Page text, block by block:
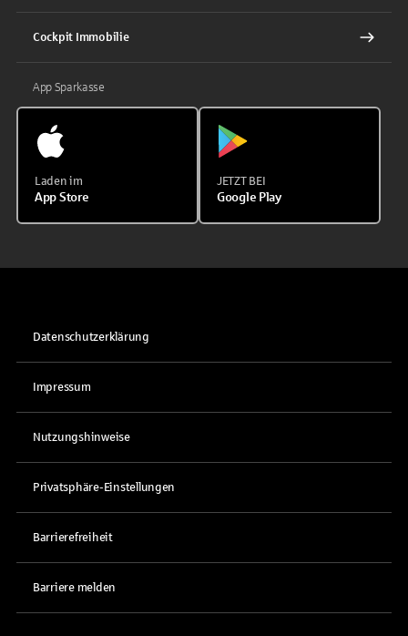
Cockpit Immobilie
App Sparkasse
Laden im
App Store
JETZT BEI
Google Play
Datenschutzerklärung
Impressum
Nutzungshinweise
Privatsphäre-Einstellungen
Barrierefreiheit
Barriere melden